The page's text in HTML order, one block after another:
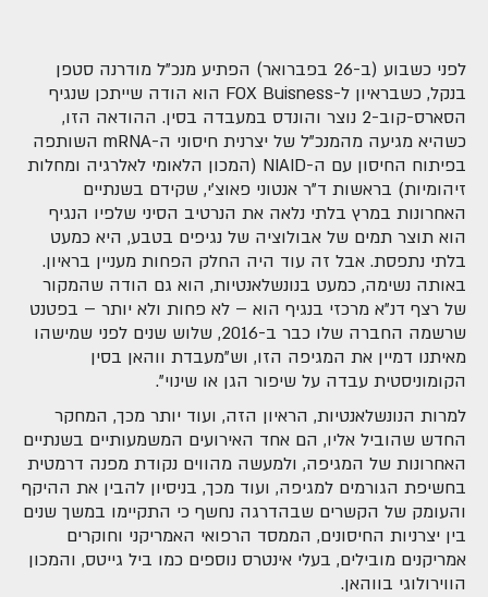
לפני כשבוע (ב-26 בפברואר) הפתיע מנכ"ל מודרנה סטפן
בנקל, כשבראיון ל-FOX Buisness הוא הודה שייתכן שנגיף
הסארס-קוב-2 נוצר והונדס במעבדה בסין. ההודאה הזו,
כשהיא מגיעה מהמנכ"ל של יצרנית חיסוני ה-mRNA השותפה
בפיתוח החיסון עם ה-NIAID (המכון הלאומי לאלרגיה ומחלות
זיהומיות) בראשות ד"ר אנטוני פאוצ'י, שקידם בשנתיים
האחרונות במרץ בלתי נלאה את הנרטיב הסיני שלפיו הנגיף
הוא תוצר תמים של אבולוציה של נגיפים בטבע, היא כמעט
בלתי נתפסת. אבל זה עוד היה החלק הפחות מעניין בראיון.
באותה נשימה, כמעט בנונשלאנטיות, הוא גם הודה שהמקור
של רצף דנ"א מרכזי בנגיף הוא – לא פחות ולא יותר – בפטנט
שרשמה החברה שלו כבר ב-2016, שלוש שנים לפני שמישהו
מאיתנו דמיין את המגיפה הזו, וש"מעבדת ווהאן בסין
הקומוניסטית עבדה על שיפור הגן או שינוי".
למרות הנונשלאנטיות, הראיון הזה, ועוד יותר מכך, המחקר
החדש שהוביל אליו, הם אחד האירועים המשמעותיים בשנתיים
האחרונות של המגיפה, ולמעשה מהווים נקודת מפנה דרמטית
בחשיפת הגורמים למגיפה, ועוד מכך, בניסיון להבין את ההיקף
והעומק של הקשרים שבהדרגה נחשף כי התקיימו במשך שנים
בין יצרניות החיסונים, הממסד הרפואי האמריקני וחוקרים
אמריקנים מובילים, בעלי אינטרס נוספים כמו ביל גייטס, והמכון
הווירולוגי בווהאן.